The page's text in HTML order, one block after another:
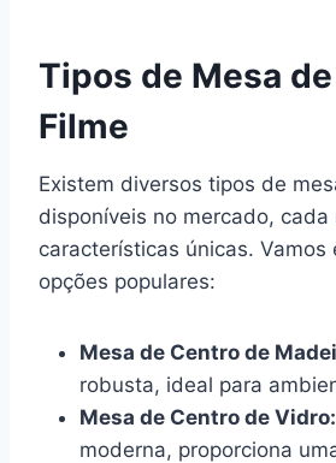
Tipos de Mesa
Filme
Existem diversos tipos de
disponíveis no mercado, cada
características únicas. Vamos
opções populares:
Mesa de Centro de
robusta, ideal para
Mesa de Centro de Vidro:
moderna, proporciona